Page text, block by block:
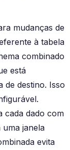
mudanças de
à tabela
combinado
está
de destino. Isso
cada dado com
janela
evita